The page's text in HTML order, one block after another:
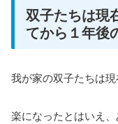
双子たちは現
てから１年後
我が家の双子たちは現
楽になったとはいえ